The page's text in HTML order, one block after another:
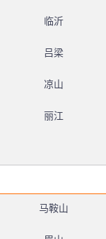
临沂
吕梁
凉山
丽江
马鞍山